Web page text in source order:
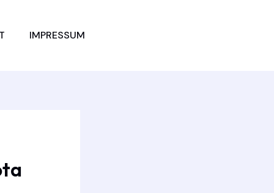
IMPRESSUM